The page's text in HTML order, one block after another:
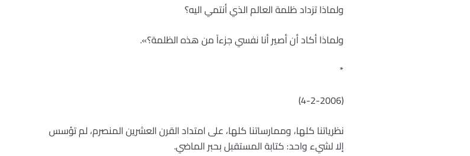
ولماذا تزداد ظلمة العالم الذي أنتمي اليه؟
ولماذا أكاد أن أصير أنا نفسي جزءاً من هذه الظلمة؟».
*
(4-2-2006)
نظرياتنا كلها، وممارساتنا كلها، على امتداد القرن العشرين المنصرم، لم تؤسس
إلا لشيء واحد: كتابة المستقبل بحبر الماضي.